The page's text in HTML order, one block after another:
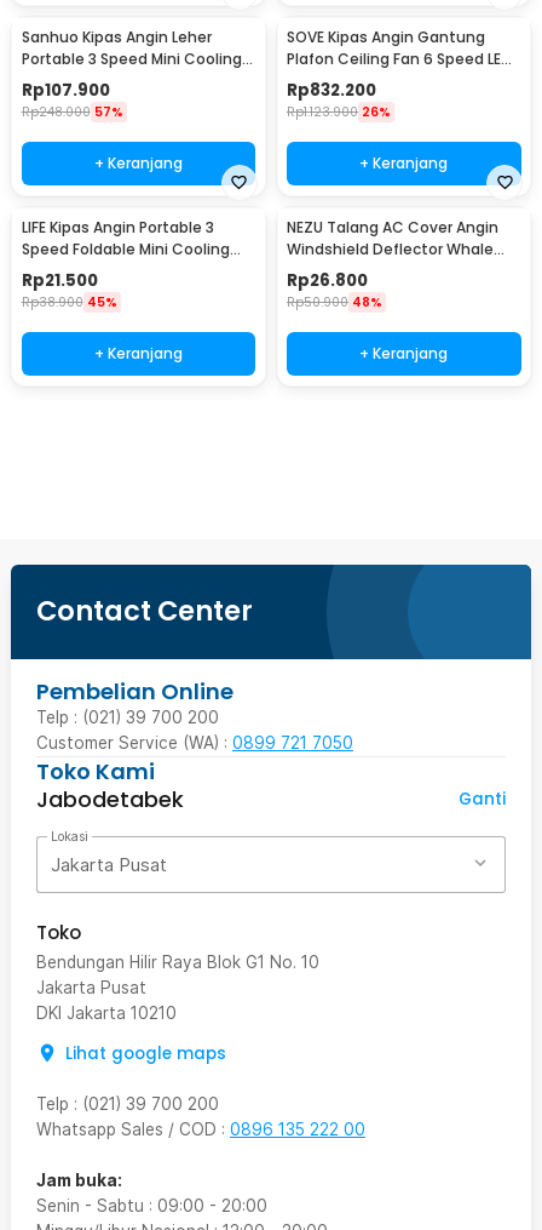
Sanhuo Kipas Angin Leher
Portable 3 Speed Mini Cooling
Fan 1800mAh - 350
Rp107.900
Rp248.000 57%
+ Keranjang
SOVE Kipas Angin Gantung
Plafon Ceiling Fan 6 Speed LED
52 Inch - FS2008
Rp832.200
Rp1.123.900 26%
+ Keranjang
LIFE Kipas Angin Portable 3
Speed Foldable Mini Cooling
Fan 800mAh - Y8
Rp21.500
Rp38.900 45%
+ Keranjang
NEZU Talang AC Cover Angin
Windshield Deflector Whale
Pattern - N9S
Rp26.800
Rp50.900 48%
+ Keranjang
Contact Center
Pembelian Online
Telp : (021) 39 700 200
Customer Service (WA) : 0899 721 7050
Toko Kami
Jabodetabek
Ganti
Lokasi
Jakarta Pusat
Toko
Bendungan Hilir Raya Blok G1 No. 10
Jakarta Pusat
DKI Jakarta 10210
Lihat google maps
Telp : (021) 39 700 200
Whatsapp Sales / COD : 0896 135 222 00
Jam buka:
Senin - Sabtu : 09:00 - 20:00